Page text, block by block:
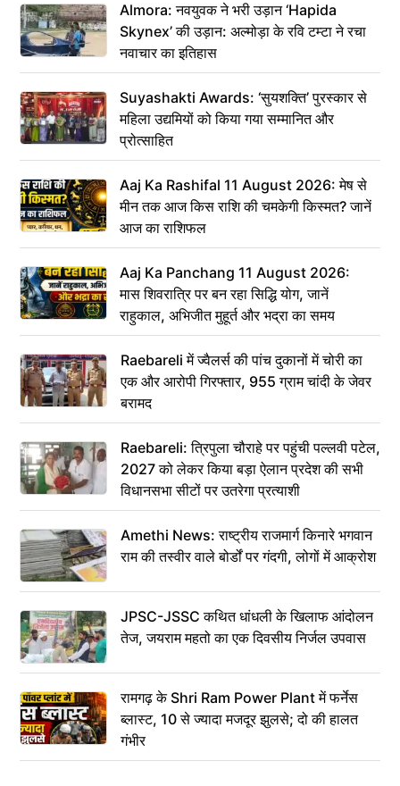
Almora: नवयुवक ने भरी उड़ान ‘Hapida
Skynex’ की उड़ान: अल्मोड़ा के रवि टम्टा ने रचा
नवाचार का इतिहास
Suyashakti Awards: ‘सुयशक्ति’ पुरस्कार से
महिला उद्यमियों को किया गया सम्मानित और
प्रोत्साहित
Aaj Ka Rashifal 11 August 2026: मेष से
मीन तक आज किस राशि की चमकेगी किस्मत? जानें
आज का राशिफल
Aaj Ka Panchang 11 August 2026:
मास शिवरात्रि पर बन रहा सिद्धि योग, जानें
राहुकाल, अभिजीत मुहूर्त और भद्रा का समय
Raebareli में ज्वैलर्स की पांच दुकानों में चोरी का
एक और आरोपी गिरफ्तार, 955 ग्राम चांदी के जेवर
बरामद
Raebareli: त्रिपुला चौराहे पर पहुंची पल्लवी पटेल,
2027 को लेकर किया बड़ा ऐलान प्रदेश की सभी
विधानसभा सीटों पर उतरेगा प्रत्याशी
Amethi News: राष्ट्रीय राजमार्ग किनारे भगवान
राम की तस्वीर वाले बोर्डों पर गंदगी, लोगों में आक्रोश
JPSC-JSSC कथित धांधली के खिलाफ आंदोलन
तेज, जयराम महतो का एक दिवसीय निर्जल उपवास
रामगढ़ के Shri Ram Power Plant में फर्नेस
ब्लास्ट, 10 से ज्यादा मजदूर झुलसे; दो की हालत
गंभीर